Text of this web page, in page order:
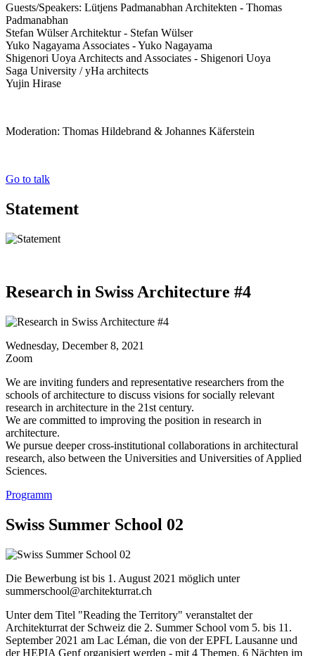
Guests/Speakers: Lütjens Padmanabhan Architekten - Thomas
Padmanabhan
Stefan Wülser Architektur - Stefan Wülser
Yuko Nagayama Associates - Yuko Nagayama
Shigenori Uoya Architects and Associates - Shigenori Uoya
Saga University / yHa architects
Yujin Hirase
Moderation: Thomas Hildebrand & Johannes Käferstein
Go to talk
Statement
Research in Swiss Architecture #4
Wednesday, December 8, 2021
Zoom
We are inviting funders and representative researchers from the
schools of architecture to discuss visions for socially relevant
research in architecture in the 21st century.
We are committed to improving the position in research in
architecture.
We pursue deeper cross-institutional collaborations in architectural
research, also between the Universities and Universities of Applied
Sciences.
Programm
Swiss Summer School 02
Die Bewerbung ist bis 1. August 2021 möglich unter
summerschool@architekturrat.ch
Unter dem Titel "Reading the Territory" veranstaltet der
Architekturrat der Schweiz die 2. Summer School vom 5. bis 11.
September 2021 am Lac Léman, die von der EPFL Lausanne und
der HEPIA Genf organisiert werden - mit 4 Themen, 6 Nächten im